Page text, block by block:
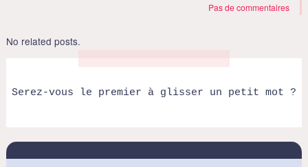
Pas de commentaires
No related posts.
Serez-vous le premier à glisser un petit mot ?